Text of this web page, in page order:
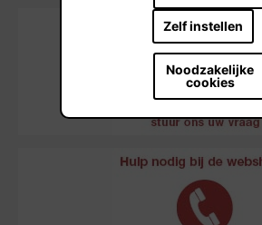
Zelf instellen
Noodzakelijke
cookies